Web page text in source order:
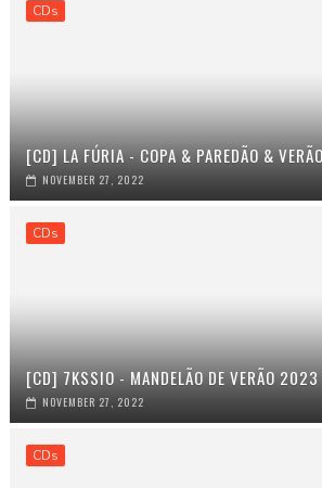
CDs
[CD] LA FÚRIA - COPA & PAREDÃO &
NOVEMBER 27, 2022
CDs
[CD] 7KSSIO - MANDELÃO DE VERÃO 2023
NOVEMBER 27, 2022
CDs